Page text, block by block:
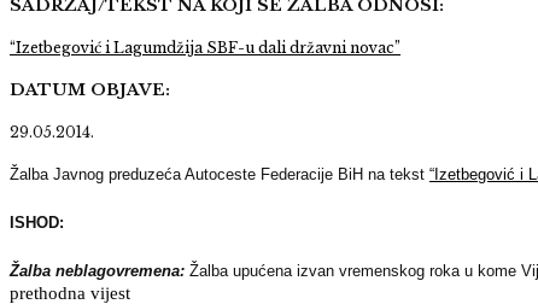
SADRŽAJ/TEKST NA KOJI SE ŽALBA ODNOSI:
“Izetbegović i Lagumdžija SBF-u dali državni novac”
DATUM OBJAVE:
29.05.2014.
Žalba Javnog preduzeća Autoceste Federacije BiH na tekst “ Izetbegović i
ISHOD:
Žalba neblagovremena: Žalba upućena izvan vremenskog roka u kome
prethodna vijest